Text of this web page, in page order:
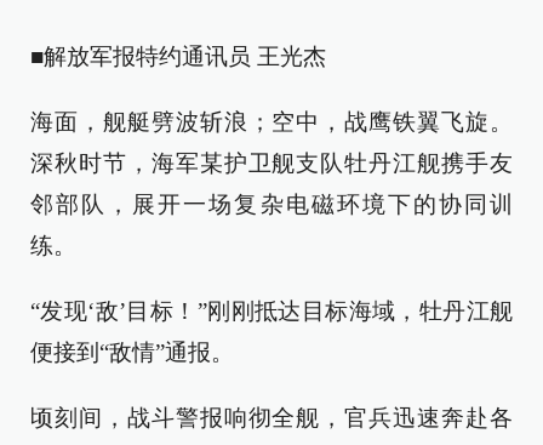
■解放军报特约通讯员 王光杰
海面，舰艇劈波斩浪；空中，战鹰铁翼飞旋。
深秋时节，海军某护卫舰支队牡丹江舰携手友
邻部队，展开一场复杂电磁环境下的协同训
练。
“发现‘敌’目标！”刚刚抵达目标海域，牡丹江舰
便接到“敌情”通报。
顷刻间，战斗警报响彻全舰，官兵迅速奔赴各